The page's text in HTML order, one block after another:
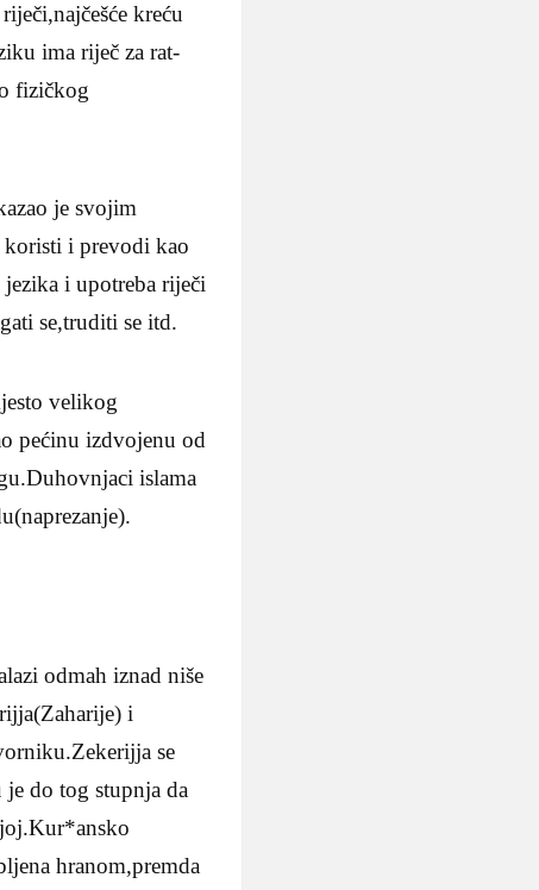
kreću
ima riječ za rat-
fizičkog
je svojim
koristi i prevodi kao
i upotreba riječi
se,truditi se itd.
velikog
pećinu izdvojenu od
islama
odmah iznad niše
i
se
do tog stupnja da
hranom,premda